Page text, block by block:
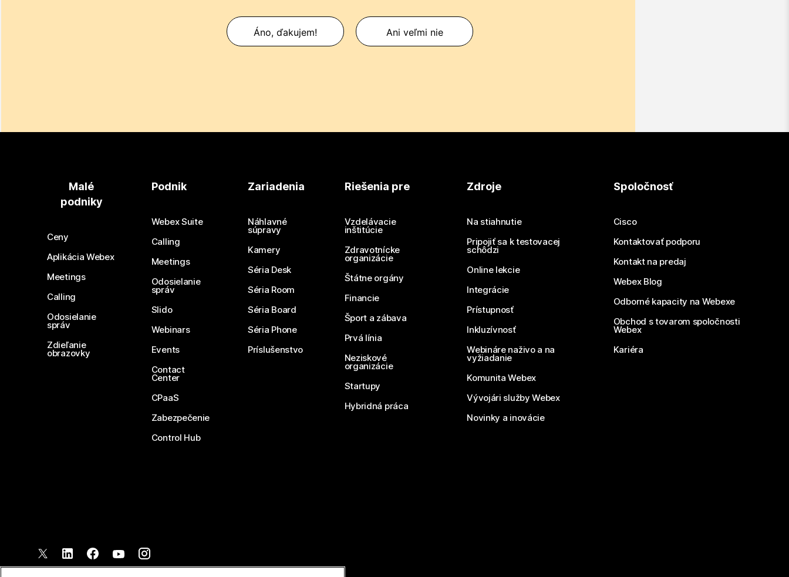
Áno, ďakujem! Ani veľmi nie
Malé
podniky
Ceny
Aplikácia Webex
Meetings
Calling
Odosielanie
správ
Zdieľanie
obrazovky
Podnik
Webex Suite
Calling
Meetings
Odosielanie
správ
Slido
Webinars
Events
Contact
Center
CPaaS
Zabezpečenie
Control Hub
Zariadenia
Náhlavné
súpravy
Kamery
Séria Desk
Séria Room
Séria Board
Séria Phone
Príslušenstvo
Riešenia pre
Vzdelávacie
inštitúcie
Zdravotnícke
organizácie
Štátne orgány
Financie
Šport a zábava
Prvá línia
Neziskové
organizácie
Startupy
Hybridná práca
Zdroje
Na stiahnutie
Pripojiť sa k testovacej
schôdzi
Online lekcie
Integrácie
Prístupnosť
Inkluzívnosť
Webináre naživo a na
vyžiadanie
Komunita Webex
Vývojári služby Webex
Novinky a inovácie
Spoločnosť
Cisco
Kontaktovať podporu
Kontakt na predaj
Webex Blog
Odborné kapacity na Webexe
Obchod s tovarom spoločnosti
Webex
Kariéra